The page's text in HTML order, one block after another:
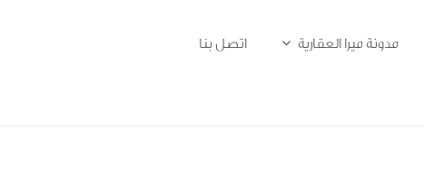
مدونة ميرا العقارية اتصل بنا